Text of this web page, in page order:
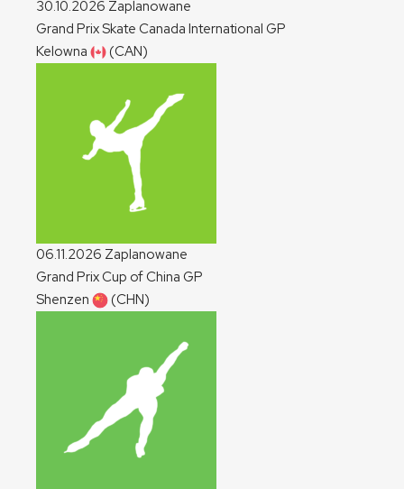
30.10.2026 Zaplanowane
Grand Prix Skate Canada International GP
Kelowna
(CAN)
06.11.2026 Zaplanowane
Grand Prix Cup of China GP
Shenzen
(CHN)